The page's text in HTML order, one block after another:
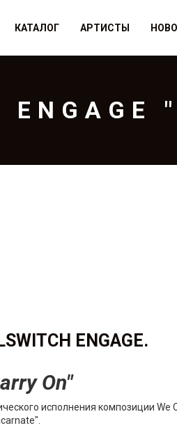
КАТАЛОГ АРТИСТЫ
ENGAGE.
On"
исполнения композиции We